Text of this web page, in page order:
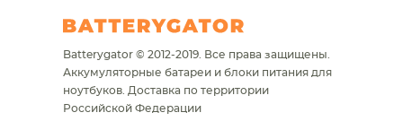
Batterygator © 2012-2019. Все права защищены.
Аккумуляторные батареи и блоки питания для
ноутбуков. Доставка по территории
Российской Федерации